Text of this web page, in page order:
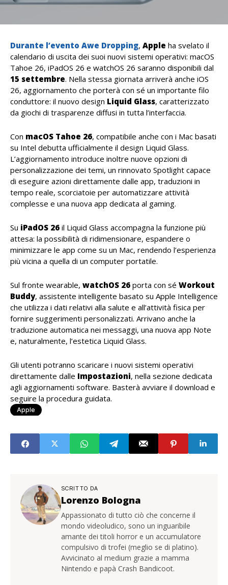
Durante l’evento Awe Dropping, Apple ha svelato il
calendario di uscita dei suoi nuovi sistemi operativi: macOS
Tahoe 26, iPadOS 26 e watchOS 26 saranno disponibili dal
15 settembre. Nella stessa giornata arriverà anche iOS
26, aggiornamento che porterà con sé un importante filo
conduttore: il nuovo design Liquid Glass, caratterizzato
da giochi di trasparenze diffusi in tutta l’interfaccia.
Con macOS Tahoe 26, compatibile anche con i Mac basati
su Intel debutta ufficialmente il design Liquid Glass.
L’aggiornamento introduce inoltre nuove opzioni di
personalizzazione dei temi, un rinnovato Spotlight capace
di eseguire azioni direttamente dalle app, traduzioni in
tempo reale, scorciatoie per automatizzare attività
complesse e una nuova app dedicata al gaming.
Su iPadOS 26 il Liquid Glass accompagna la funzione più
attesa: la possibilità di ridimensionare, espandere o
minimizzare le app come su un Mac, rendendo l’esperienza
più vicina a quella di un computer portatile.
Sul fronte wearable, watchOS 26 porta con sé Workout
Buddy, assistente intelligente basato su Apple Intelligence
che utilizza i dati relativi alla salute e all’attività fisica per
fornire suggerimenti personalizzati. Arrivano anche la
traduzione automatica nei messaggi, una nuova app Note
e, naturalmente, l’estetica Liquid Glass.
Gli utenti potranno scaricare i nuovi sistemi operativi
direttamente dalle Impostazioni, nella sezione dedicata
agli aggiornamenti software. Basterà avviare il download e
seguire la procedura guidata.
Apple
SCRITTO DA
Lorenzo Bologna
Appassionato di tutto ciò che concerne il
mondo videoludico, sono un inguaribile
amante dei titoli horror e un accumulatore
compulsivo di trofei (meglio se di platino).
Avvicinato al medium grazie a mamma
Nintendo e papà Crash Bandicoot.